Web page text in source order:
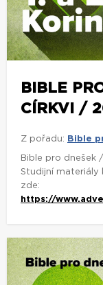
BIBLE
CÍRKVI /
Z pořadu: Bible
Bible pro dnešek
Studijní materiály
zde:
https://